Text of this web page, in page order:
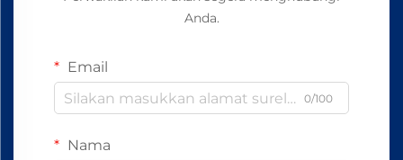
Anda.
Email
0/100
Nama